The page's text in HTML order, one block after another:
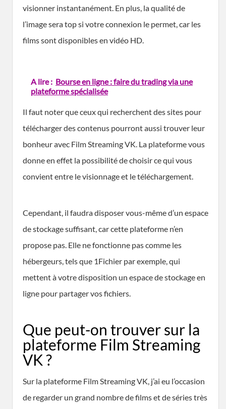
visionner instantanément. En plus, la qualité de
l’image sera top si votre connexion le permet, car les
films sont disponibles en vidéo HD.
A lire : Bourse en ligne : faire du trading via une
plateforme spécialisée
Il faut noter que ceux qui recherchent des sites pour
télécharger des contenus pourront aussi trouver leur
bonheur avec Film Streaming VK. La plateforme vous
donne en effet la possibilité de choisir ce qui vous
convient entre le visionnage et le téléchargement.
Cependant, il faudra disposer vous-même d’un espace
de stockage suffisant, car cette plateforme n’en
propose pas. Elle ne fonctionne pas comme les
hébergeurs, tels que 1Fichier par exemple, qui
mettent à votre disposition un espace de stockage en
ligne pour partager vos fichiers.
Que peut-on trouver sur la
plateforme Film Streaming
VK ?
Sur la plateforme Film Streaming VK, j’ai eu l’occasion
de regarder un grand nombre de films et de séries très